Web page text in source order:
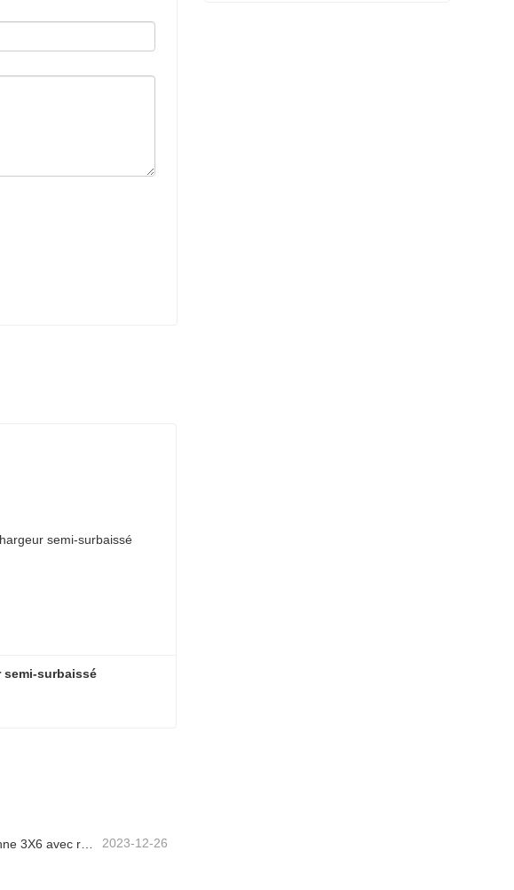
semi-surbaissé
1. Adaptateur de pale d'éolienne 3X6 avec remorque modulaire 2023-12-26